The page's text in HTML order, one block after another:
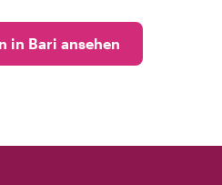
in Bari ansehen